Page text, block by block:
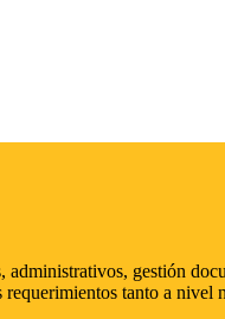
gestión
tanto a nivel